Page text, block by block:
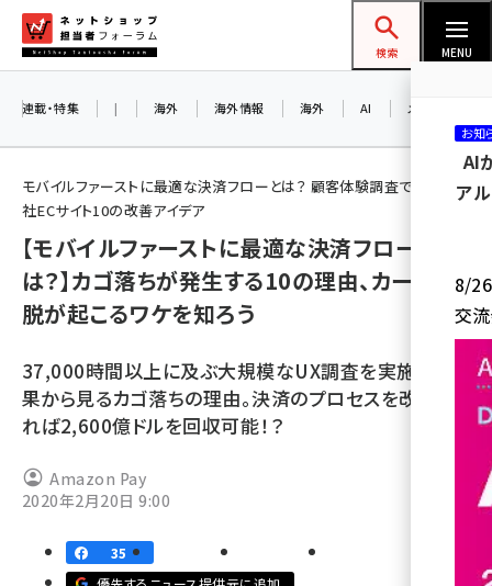
ン
ネットショップ担当者フォーラム
検索 MENU
amazon (2249)
yahoo (1901)
楽天 (1871)
ecbeing (1207)
アスクル (1119)
ビィ・フォアード (773)
連載・特集 | 海外 海外情報 海外 AI メタバース
モバイルファーストに最適な決済フローとは？ 顧客体験調査で見えた自
社ECサイト10の改善アイデア
【モバイルファーストに最適な決済フローと
は？】カゴ落ちが発生する10の理由、カート離
脱が起こるワケを知ろう
37,000時間以上に及ぶ大規模なUX調査を実施した結
果から見るカゴ落ちの理由。決済のプロセスを改善す
れば2,600億ドルを回収可能！？
Amazon Pay
2020年2月20日 9:00
35
お知
AI
ア
8/26
交